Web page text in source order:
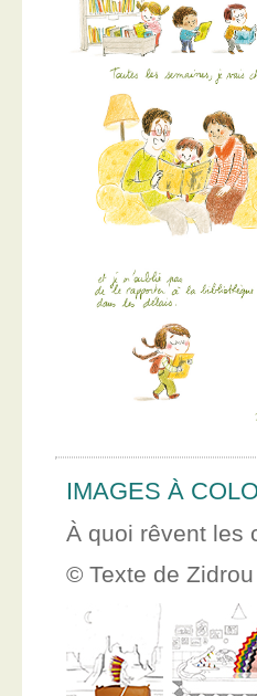
IMAGES À
À quoi rêvent les
© Texte de Zidrou